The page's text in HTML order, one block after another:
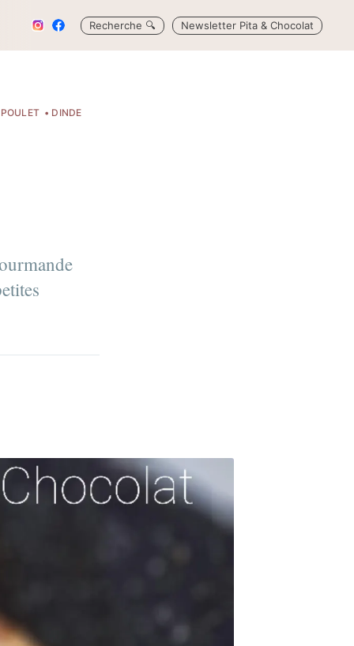
Recherche 🔍 Newsletter Pita & Chocolat
POULET DINDE